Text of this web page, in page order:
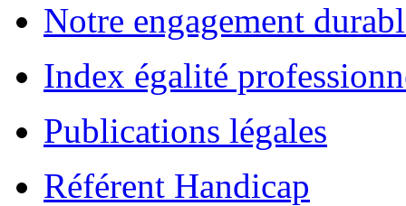
Notre engagement
Index égalité
Publications légales
Référent Handicap